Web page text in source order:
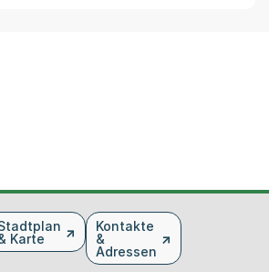
Karte
Kontakte
&
Adressen